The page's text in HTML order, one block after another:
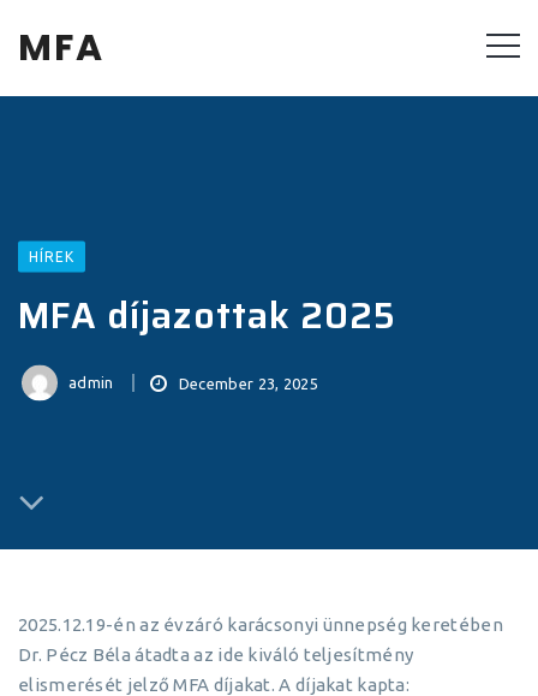
MFA
HÍREK
MFA díjazottak 2025
admin December 23, 2025
2025.12.19-én az évzáró karácsonyi ünnepség keretében
Dr. Pécz Béla átadta az ide kiváló teljesítmény
elismerését jelző MFA díjakat. A díjakat kapta: